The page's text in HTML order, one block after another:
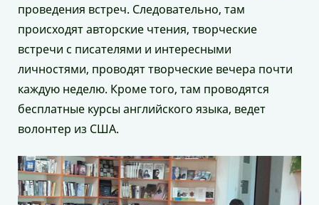
проведения встреч. Следовательно, там
происходят авторские чтения, творческие
встречи с писателями и интересными
личностями, проводят творческие вечера почти
каждую неделю. Кроме того, там проводятся
бесплатные курсы английского языка, ведет
волонтер из США.